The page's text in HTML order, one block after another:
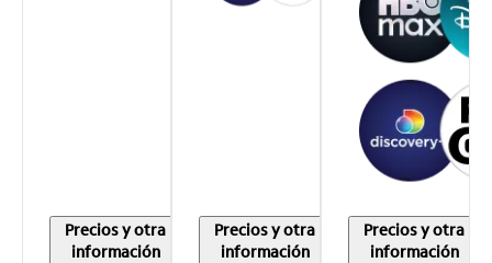
Precios y otra
información
Precios y otra
información
Precios y otra
información